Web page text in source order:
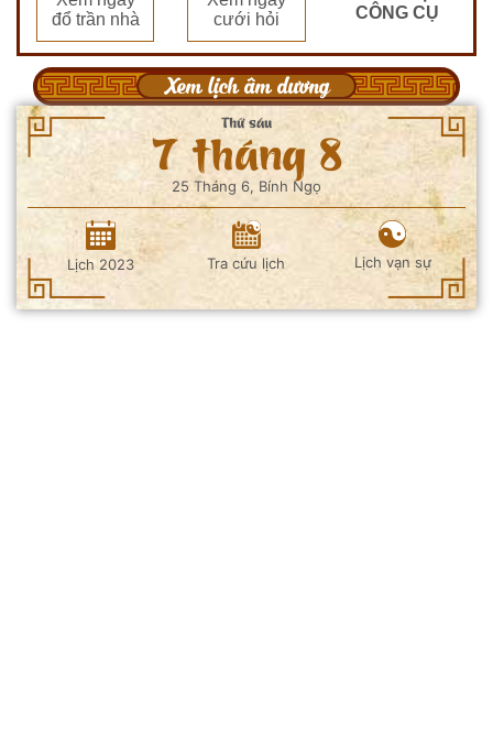
đổ trần nhà
cưới hỏi
CÔNG CỤ
Xem lịch âm dương
Thứ sáu
7 tháng 8
25 Tháng 6, Bính Ngọ
Lịch 2023 Tra cứu lịch Lịch vạn sự